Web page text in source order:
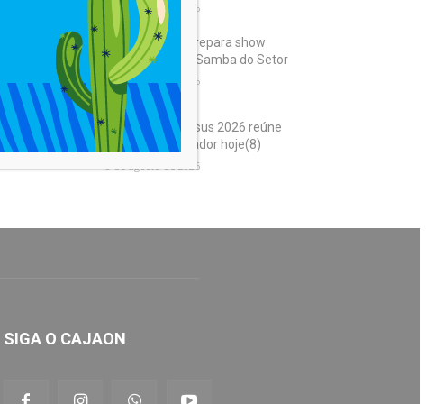
8 de agosto de 2026
Samba Trator prepara show
histórico para o Samba do Setor
8 de agosto de 2026
Marcha para Jesus 2026 reúne
gospel em Salvador hoje(8)
8 de agosto de 2026
SIGA O CAJAON